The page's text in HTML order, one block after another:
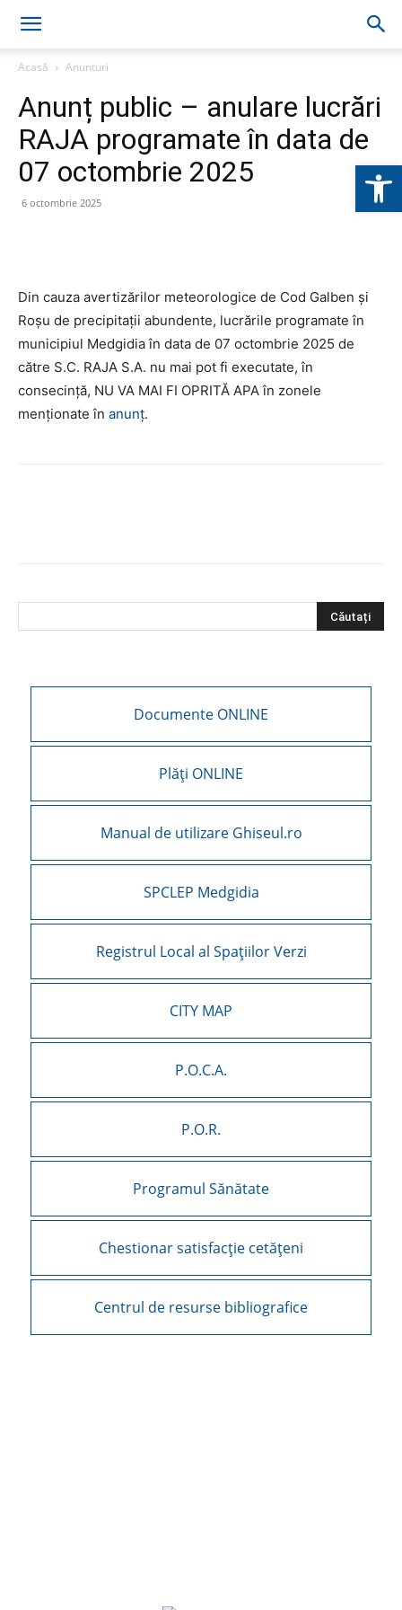
Acasă Anunturi
Anunț public – anulare lucrări
RAJA programate în data de
07 octombrie 2025
6 octombrie 2025
Din cauza avertizărilor meteorologice de Cod Galben și
Roșu de precipitații abundente, lucrările programate în
municipiul Medgidia în data de 07 octombrie 2025 de
către S.C. RAJA S.A. nu mai pot fi executate, în
consecință, NU VA MAI FI OPRITĂ APA în zonele
menționate în anunț.
Documente ONLINE
Plăți ONLINE
Manual de utilizare Ghiseul.ro
SPCLEP Medgidia
Registrul Local al Spațiilor Verzi
CITY MAP
P.O.C.A.
P.O.R.
Programul Sănătate
Chestionar satisfacție cetățeni
Centrul de resurse bibliografice